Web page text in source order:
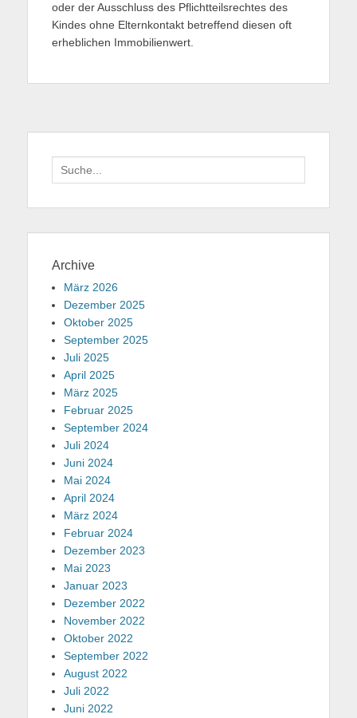
oder der Ausschluss des Pflichtteilsrechtes des
Kindes ohne Elternkontakt betreffend diesen oft
erheblichen Immobilienwert.
Suche
für:
Archive
März 2026
Dezember 2025
Oktober 2025
September 2025
Juli 2025
April 2025
März 2025
Februar 2025
September 2024
Juli 2024
Juni 2024
Mai 2024
April 2024
März 2024
Februar 2024
Dezember 2023
Mai 2023
Januar 2023
Dezember 2022
November 2022
Oktober 2022
September 2022
August 2022
Juli 2022
Juni 2022